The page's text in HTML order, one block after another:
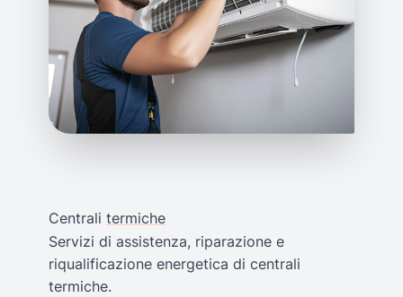
Centrali termiche
Servizi di assistenza, riparazione e
riqualificazione energetica di centrali
termiche.